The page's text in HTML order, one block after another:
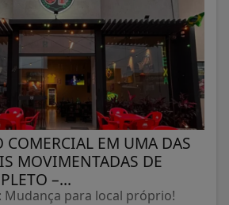
COMERCIAL EM UMA DAS
MOVIMENTADAS DE
–...
Mudança para local próprio!